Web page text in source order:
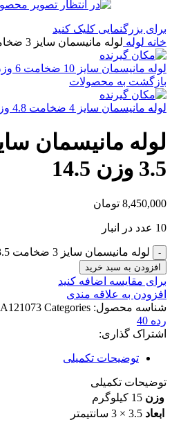
برای بزرگنمایی کلیک کنید
خانه لوله لوله مانیسمان سایز 3 ضخامت 3.5 وزن 14.5
لوله مانیسمان سایز 10 ضخامت 6 وزن 98
بازگشت به محصولات
لوله مانیسمان سایز 4 ضخامت 4.8 وزن 24
3.5 وزن 14.5
8,450,000 تومان
10 عدد در انبار
لوله مانیسمان سایز 3 ضخامت 3.5 وزن 14.5 عدد
افزودن به سبد خرید
برای مقایسه اضافه کنید
افزودن به علاقه مندی
شناسه محصول:
A121073 Categories:
رده 40
اشتراک گذاری:
توضیحات تکمیلی
توضیحات تکمیلی
وزن 15 کیلوگرم
ابعاد 3.5 × 3 سانتیمتر